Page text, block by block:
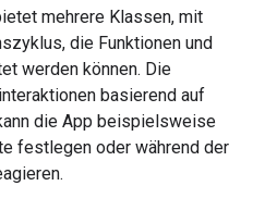
mehrere Klassen, mit
die Funktionen und
werden können. Die
basierend auf
die App beispielsweise
festlegen oder während der